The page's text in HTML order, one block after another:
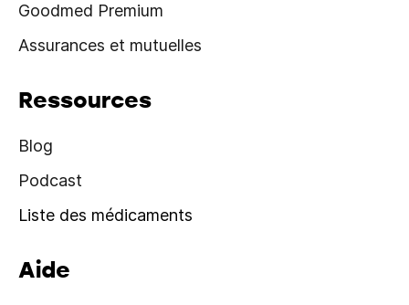
Goodmed Premium
Assurances et mutuelles
Ressources
Blog
Podcast
Liste des médicaments
Aide